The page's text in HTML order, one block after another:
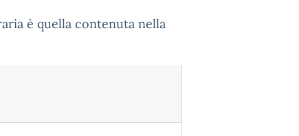
è quella contenuta nella